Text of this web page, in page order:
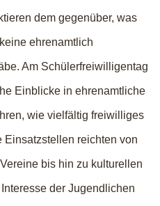
dem gegenüber, was
ehrenamtlich
Am Schülerfreiwilligentag
Einblicke in ehrenamtliche
wie vielfältig freiwilliges
Einsatzstellen reichten von
bis hin zu kulturellen
der Jugendlichen